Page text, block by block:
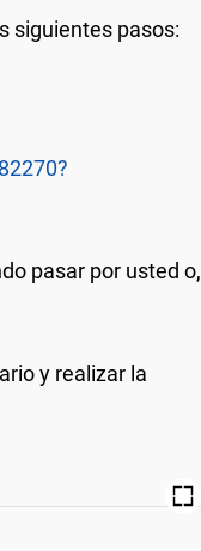
siguientes pasos:
pasar por usted o,
y realizar la